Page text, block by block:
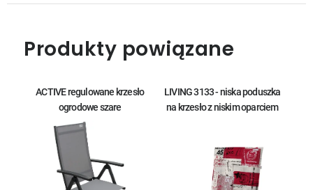
Produkty powiązane
ACTIVE regulowane krzesło
ogrodowe szare
LIVING 3133 - niska poduszka
na krzesło z niskim oparciem